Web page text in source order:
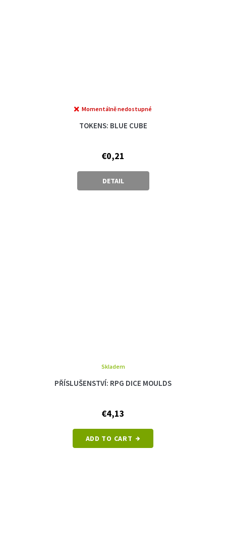
TOKENS: BLUE CUBE
Momentálně nedostupné
€0,21
DETAIL
PŘÍSLUŠENSTVÍ: RPG DICE MOULDS
Skladem
€4,13
ADD TO CART